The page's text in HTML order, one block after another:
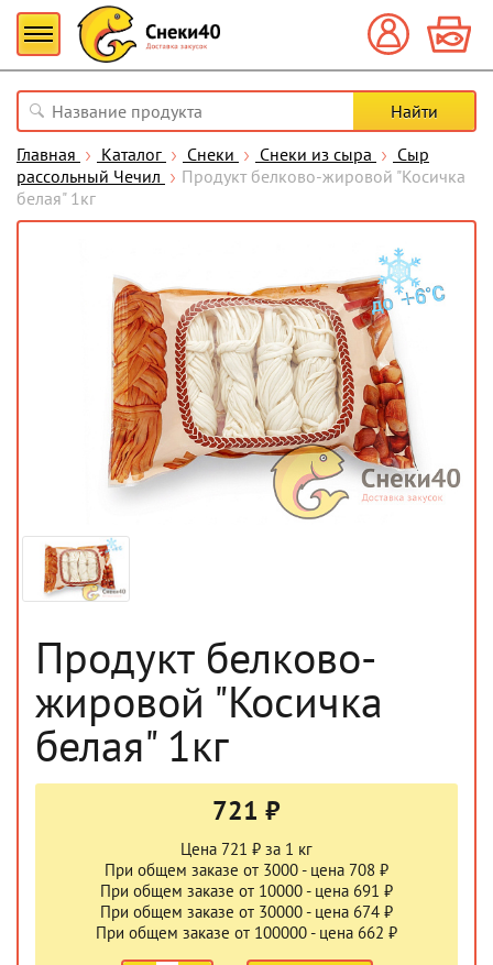
Главная Каталог Снеки Снеки из сыра
Сыр
рассольный Чечил
Продукт белково-жировой "Косичка
белая" 1кг
Продукт белково-
жировой "Косичка
белая" 1кг
721 ₽
Цена 721 ₽ за 1 кг
При общем заказе от 3000 - цена 708 ₽
При общем заказе от 10000 - цена 691 ₽
При общем заказе от 30000 - цена 674 ₽
При общем заказе от 100000 - цена 662 ₽